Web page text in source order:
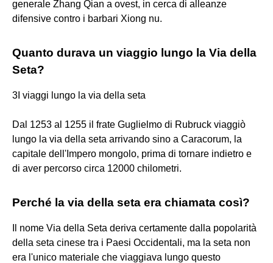
generale Zhang Qian a ovest, in cerca di alleanze
difensive contro i barbari Xiong nu.
Quanto durava un viaggio lungo la Via della
Seta?
3I viaggi lungo la via della seta
Dal 1253 al 1255 il frate Guglielmo di Rubruck viaggiò
lungo la via della seta arrivando sino a Caracorum, la
capitale dell'Impero mongolo, prima di tornare indietro e
di aver percorso circa 12000 chilometri.
Perché la via della seta era chiamata così?
Il nome Via della Seta deriva certamente dalla popolarità
della seta cinese tra i Paesi Occidentali, ma la seta non
era l'unico materiale che viaggiava lungo questo